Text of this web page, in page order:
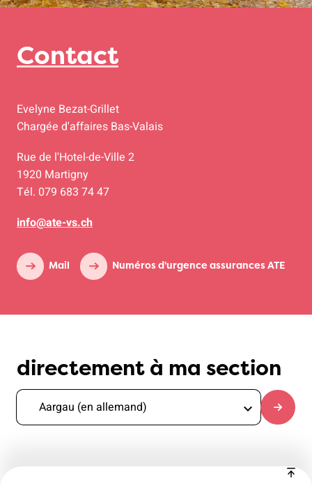
Contact
Evelyne Bezat-Grillet
Chargée d'affaires Bas-Valais
Rue de l'Hotel-de-Ville 2
1920 Martigny
Tél. 079 683 74 47
info@ate-vs.ch
Mail Numéros d'urgence assurances ATE
directement à ma section